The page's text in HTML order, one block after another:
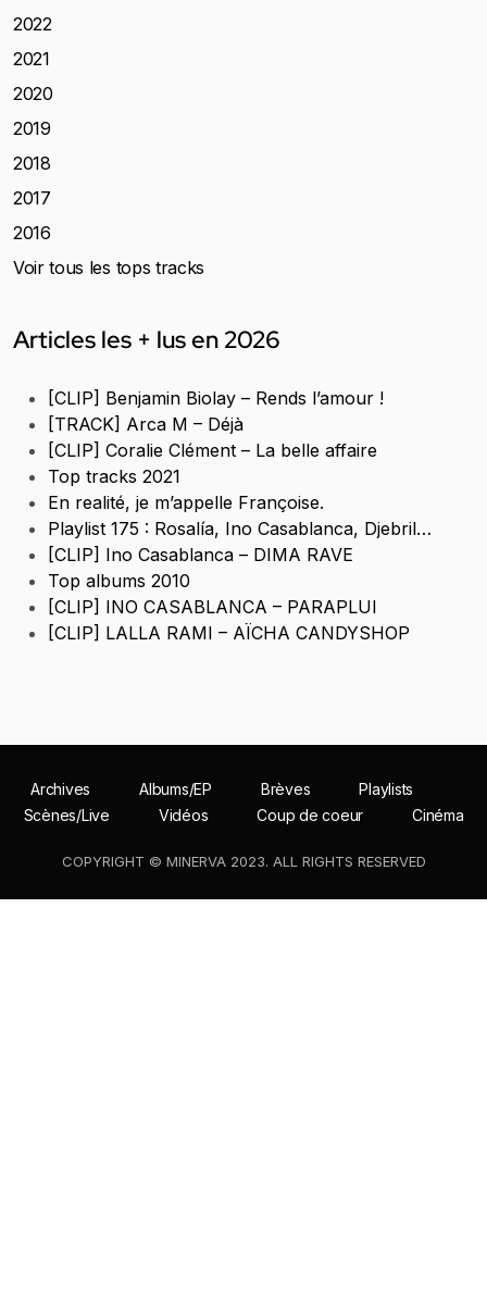
2022
2021
2020
2019
2018
2017
2016
Voir tous les tops tracks
Articles les + lus en 2026
[CLIP] Benjamin Biolay – Rends l’amour !
[TRACK] Arca M – Déjà
[CLIP] Coralie Clément – La belle affaire
Top tracks 2021
En realité, je m’appelle Françoise.
Playlist 175 : Rosalía, Ino Casablanca, Djebril…
[CLIP] Ino Casablanca – DIMA RAVE
Top albums 2010
[CLIP] INO CASABLANCA – PARAPLUI
[CLIP] LALLA RAMI – AÏCHA CANDYSHOP
Archives Albums/EP Brèves
Playlists
Scènes/Live
Vidéos Coup de coeur Cinéma
COPYRIGHT © MINERVA 2023. ALL RIGHTS RESERVED